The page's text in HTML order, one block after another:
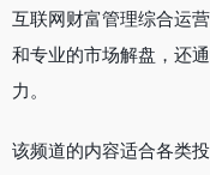
互联网财富管理综合运
和专业的市场解盘，还
力。
该频道的内容适合各类